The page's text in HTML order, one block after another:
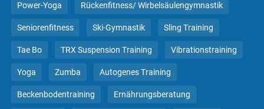
Power-Yoga Rückenfitness/ Wirbelsäulengymnastik
Seniorenfitness Ski-Gymnastik Sling Training
Tae Bo TRX Suspension Training Vibrationstraining
Yoga Zumba Autogenes Training
Beckenbodentraining Ernährungsberatung